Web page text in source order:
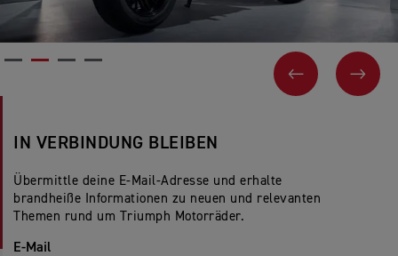
VORHERIGES
NEXT
IN VERBINDUNG BLEIBEN
Übermittle deine E-Mail-Adresse und erhalte
brandheiße Informationen zu neuen und relevanten
Themen rund um Triumph Motorräder.
E-Mail